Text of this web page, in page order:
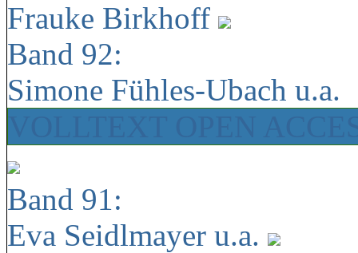
Frauke Birkhoff
Band 92:
Simone Fühles-Ubach u.a.
Band 91:
Eva Seidlmayer u.a.